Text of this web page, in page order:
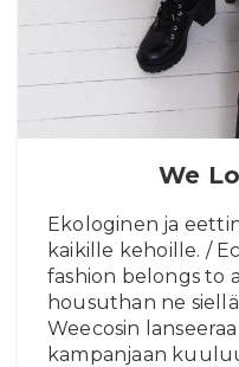
We
Ekologinen ja
kaikille kehoille. /
fashion belongs to
housuthan ne
Weecosin
kampanjaan